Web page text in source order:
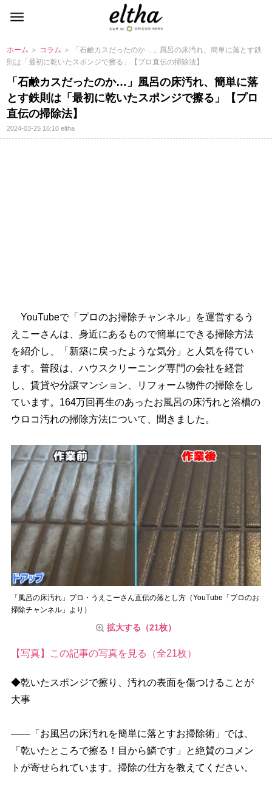
ホーム ＞ コラム ＞ 「石鹸カスだったのか…」風呂の床汚れ、簡単に落とす鉄
則は「最初に乾いたスポンジで擦る」【プロ直伝の掃除法】
「石鹸カスだったのか…」風呂の床汚れ、簡単に落
とす鉄則は「最初に乾いたスポンジで擦る」【プロ
直伝の掃除法】
2024-03-25 16:10eltha
YouTubeで「プロのお掃除チャンネル」を運営するう
えこーさんは、身近にあるもので簡単にできる掃除方法
を紹介し、「新築に戻ったような気分」と人気を得てい
ます。普段は、ハウスクリーニング専門の会社を経営
し、賃貸や分譲マンション、リフォーム物件の掃除をし
ています。164万回再生のあったお風呂の床汚れと浴槽の
ウロコ汚れの掃除方法について、聞きました。
「風呂の床汚れ」プロ・うえこーさん直伝の落とし方（YouTube「プロのお
掃除チャンネル」より）
拡大する（21枚）
【写真】この記事の写真を見る（全21枚）
◆乾いたスポンジで擦り、汚れの表面を傷つけることが
大事
――「お風呂の床汚れを簡単に落とすお掃除術」では、
「乾いたところで擦る！目から鱗です」と絶賛のコメン
トが寄せられています。掃除の仕方を教えてください。